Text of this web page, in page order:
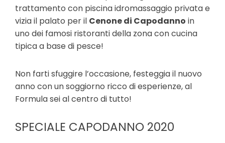
trattamento con piscina idromassaggio privatae
vizia il palato per il Cenone di Capodanno in
uno dei famosi ristoranti della zona con cucina
tipica a base di pesce!
Non farti sfuggire l’occasione, festeggia il nuovo
anno con un soggiorno ricco di esperienze, al
Formula sei al centro di tutto!
SPECIALE CAPODANNO 2020